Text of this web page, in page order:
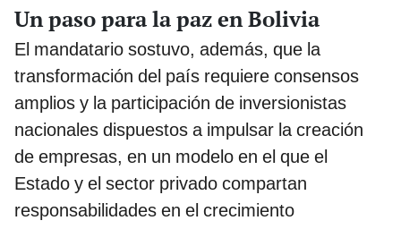
Un paso para la paz en Bolivia
El mandatario sostuvo, además, que la
transformación del país requiere consensos
amplios y la participación de inversionistas
nacionales dispuestos a impulsar la creación
de empresas, en un modelo en el que el
Estado y el sector privado compartan
responsabilidades en el crecimiento